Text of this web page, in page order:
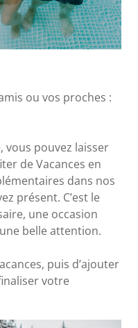
ou vos proches :
vous pouvez laisser
de Vacances en
dans nos
présent. C’est le
une occasion
belle attention.
puis d’ajouter
votre